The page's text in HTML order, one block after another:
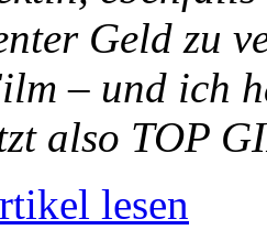
Geld zu
– und ich
also TOP
lesen